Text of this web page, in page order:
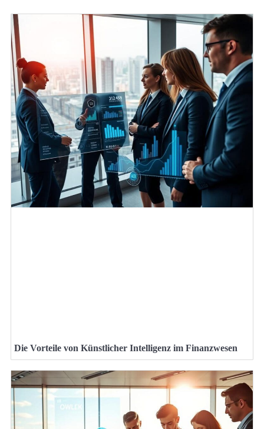
Die Vorteile von Künstlicher Intelligenz im Finanzwesen